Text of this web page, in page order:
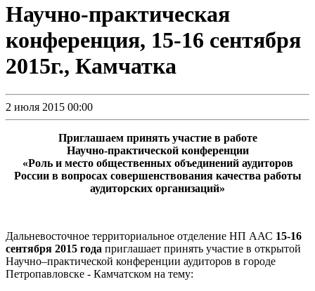
Научно-практическая
конференция, 15-16 сентября
2015г., Камчатка
2 июля 2015 00:00
Приглашаем принять участие в работе
Научно-практической конференции
«Роль и место общественных объединений аудиторов
России в вопросах совершенствования качества работы
аудиторских организаций»
Дальневосточное территориальное отделение НП ААС 15-16
сентября 2015 года приглашает принять участие в открытой
Научно–практической конференции аудиторов в городе
Петропавловске - Камчатском на тему: